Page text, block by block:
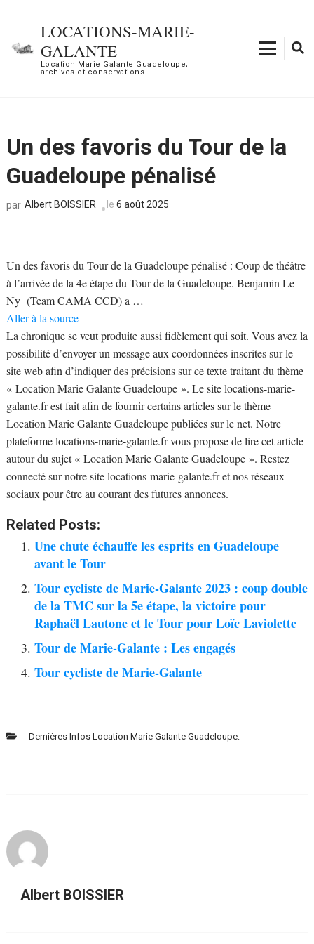
contenu
LOCATIONS-MARIE-
GALANTE
Location Marie Galante Guadeloupe;
archives et conservations.
Un des favoris du Tour de la
Guadeloupe pénalisé
par Albert BOISSIER le 6 août 2025
Un des favoris du Tour de la Guadeloupe pénalisé : Coup de théâtre
à l’arrivée de la 4e étape du Tour de la Guadeloupe. Benjamin Le
Ny (Team CAMA CCD) a …
Aller à la source
La chronique se veut produite aussi fidèlement qui soit. Vous avez la
possibilité d’envoyer un message aux coordonnées inscrites sur le
site web afin d’indiquer des précisions sur ce texte traitant du thème
« Location Marie Galante Guadeloupe ». Le site locations-marie-
galante.fr est fait afin de fournir certains articles sur le thème
Location Marie Galante Guadeloupe publiées sur le net. Notre
plateforme locations-marie-galante.fr vous propose de lire cet article
autour du sujet « Location Marie Galante Guadeloupe ». Restez
connecté sur notre site locations-marie-galante.fr et nos réseaux
sociaux pour être au courant des futures annonces.
Related Posts:
Une chute échauffe les esprits en Guadeloupe
avant le Tour
Tour cycliste de Marie-Galante 2023 : coup double
de la TMC sur la 5e étape, la victoire pour
Raphaël Lautone et le Tour pour Loïc Laviolette
Tour de Marie-Galante : Les engagés
Tour cycliste de Marie-Galante
Dernières Infos Location Marie Galante Guadeloupe:
Albert BOISSIER